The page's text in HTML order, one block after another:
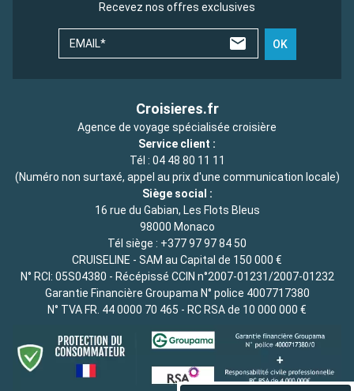
Recevez nos offres exclusives
EMAIL* OK
Croisieres.fr
Agence de voyage spécialisée croisière
Service client :
Tél : 04 48 80 11 11
(Numéro non surtaxé, appel au prix d'une communication locale)
Siège social :
16 rue du Gabian, Les Flots Bleus
98000 Monaco
Tél siège : +377 97 97 84 50
CRUISELINE - SAM au Capital de 150 000 €
N° RCI: 05S04380 - Récépissé CCIN n°2007-01231/2007-01232
Garantie Financière Groupama N° police 4007717380
N° TVA FR. 44 0000 70 465 - RC RSA de 10 000 000 €